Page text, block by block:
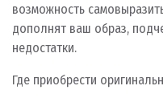
возможность
дополнят ваш образ,
недостатки.
Где приобрести